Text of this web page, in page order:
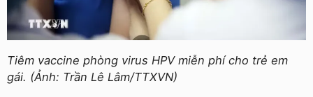
Tiêm vaccine phòng virus HPV miễn phí cho trẻ em
gái. (Ảnh: Trần Lê Lâm/TTXVN)